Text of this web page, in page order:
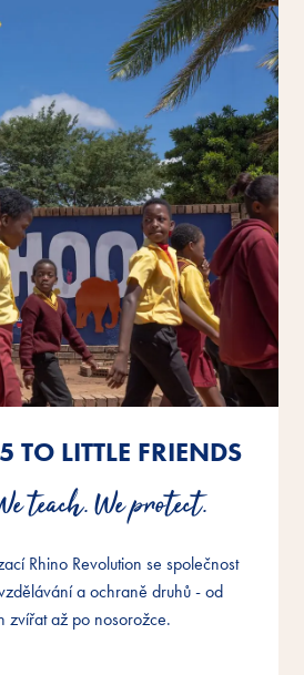
TO LITTLE FRIENDS
teach. We protect.
Rhino Revolution se společnost
a ochraně druhů - od
zvířat až po nosorožce.
TO LITTLE FRIENDS
teach. We protect.
Rhino Revolution se společnost
a ochraně druhů - od
zvířat až po nosorožce.
TO LITTLE FRIENDS
teach. We protect.
Rhino Revolution se společnost
a ochraně druhů - od
zvířat až po nosorožce.